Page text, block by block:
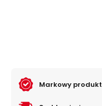
Markowy produkt